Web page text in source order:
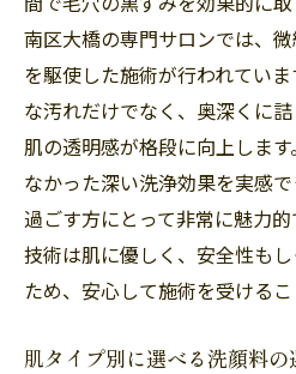
サロンでの施術がも
利用者の口コミと体験
専門的な洗顔法で毛穴の
特徴を解説
サロン独自の施術メ
洗顔法がもたらす即
サロンでの定期的な
専門家によるカウン
使用される製品とそ
南区大橋の専門サロンでは、
を駆使した施術が行われてい
な汚れだけでなく、奥深くに詰
肌の透明感が格段に向上しま
なかった深い洗浄効果を実感
過ごす方にとって非常に魅力
技術は肌に優しく、安全性も
ため、安心して施術を受けるこ
肌タイプ別に選べる洗顔料の